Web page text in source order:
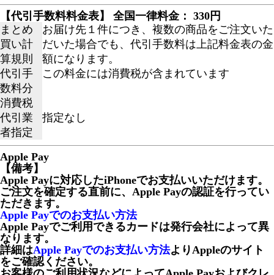
【代引手数料料金表】 全国一律料金： 330円
まとめ
買い計
算規則
お届け先１件につき、複数の商品をご注文いた
だいた場合でも、代引手数料は上記料金表の金
額になります。
代引手
数料分
消費税
この料金には消費税が含まれています
代引業
者指定
指定なし
Apple Pay
【備考】
Apple Payに対応したiPhoneでお支払いいただけます。
ご注文を確定する直前に、Apple Payの認証を行ってい
ただきます。
Apple Payでのお支払い方法
Apple Payでご利用できるカードは発行会社によって異
なります。
詳細はApple Payでのお支払い方法よりAppleのサイト
をご確認ください。